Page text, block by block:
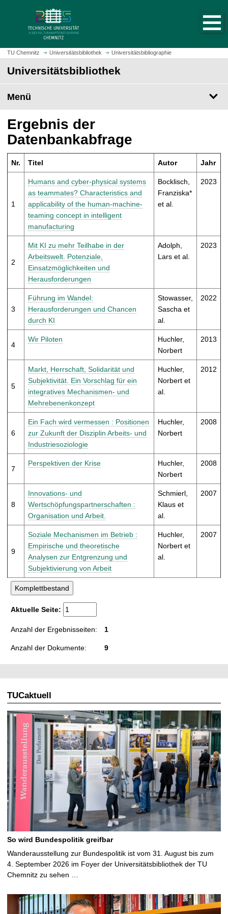
z
m
t
e
i
t
u
f
u
f
TU Chemnitz Universitätsbibliothek Universitätsbibliographie
Universitätsbibliothek
Menü
Ergebnis der
Datenbankabfrage
Nr. Titel Autor Jahr
1
Humans and cyber-physical systems
as teammates? Characteristics and
applicability of the human-machine-
teaming concept in intelligent
manufacturing
Bocklisch,
Franziska*
et al.
2023
2
Mit KI zu mehr Teilhabe in der
Arbeitswelt. Potenziale,
Einsatzmöglichkeiten und
Herausforderungen
Adolph,
Lars et al.
2023
3
Führung im Wandel:
Herausforderungen und Chancen
durch KI
Stowasser,
Sascha et
al.
2022
4
Wir Piloten
Huchler,
Norbert
2013
5
Markt, Herrschaft, Solidarität und
Subjektivität. Ein Vorschlag für ein
integratives Mechanismen- und
Mehrebenenkonzept
Huchler,
Norbert et
al.
2012
6
Ein Fach wird vermessen : Positionen
zur Zukunft der Disziplin Arbeits- und
Industriesoziologie
Huchler,
Norbert
2008
7
Perspektiven der Krise
Huchler,
Norbert
2008
8
Innovations- und
Wertschöpfungspartnerschaften :
Organisation und Arbeit.
Schmierl,
Klaus et
al.
2007
9
Soziale Mechanismen im Betrieb :
Empirische und theoretische
Analysen zur Entgrenzung und
Subjektivierung von Arbeit
Huchler,
Norbert et
al.
2007
Aktuelle Seite:
Anzahl der Ergebnisseiten: 1
Anzahl der Dokumente: 9
TUCaktuell
So wird Bundespolitik greifbar
Wanderausstellung zur Bundespolitik ist vom 31. August bis zum
4. September 2026 im Foyer der Universitätsbibliothek der TU
Chemnitz zu sehen …